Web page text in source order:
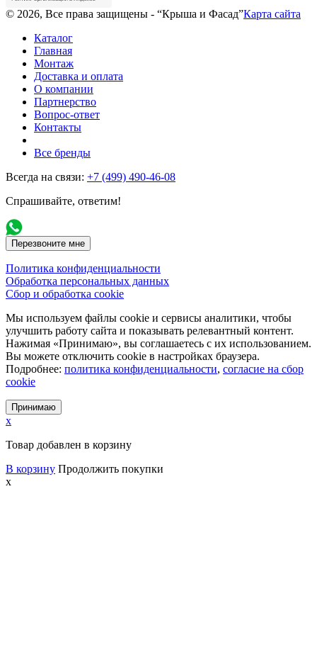
© 2026, Все права защищены - “Крыша и Фасад”Карта сайта
Каталог
Главная
Монтаж
Доставка и оплата
О компании
Партнерство
Вопрос-ответ
Контакты
Все бренды
Всегда на связи: +7 (499) 490-46-08
Спрашивайте, ответим!
Перезвоните мне
Политика конфиденциальности
Обработка персональных данных
Сбор и обработка cookie
Мы используем файлы cookie и сервисы аналитики, чтобы
улучшить работу сайта и показывать релевантный контент.
Нажимая «Принимаю», вы соглашаетесь с их использованием.
Вы можете отключить cookie в настройках браузера.
Подробнее: политика конфиденциальности, согласие на сбор
cookie
Принимаю
x
Товар добавлен в корзину
В корзину Продолжить покупки
x